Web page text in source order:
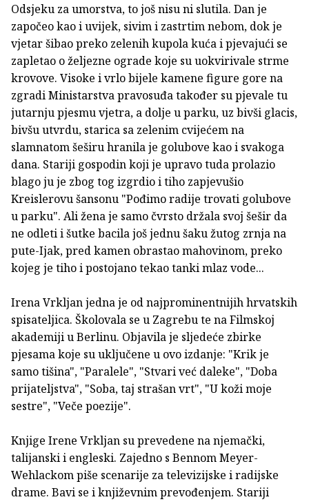
Odsjeku za umorstva, to još nisu ni slutila. Dan je
započeo kao i uvijek, sivim i zastrtim nebom, dok je
vjetar šibao preko zelenih kupola kuća i pjevajući se
zapletao o željezne ograde koje su uokvirivale strme
krovove. Visoke i vrlo bijele kamene figure gore na
zgradi Ministarstva pravosuđa također su pjevale tu
jutarnju pjesmu vjetra, a dolje u parku, uz bivši glacis,
bivšu utvrdu, starica sa zelenim cvijećem na
slamnatom šeširu hranila je golubove kao i svakoga
dana. Stariji gospodin koji je upravo tuda prolazio
blago ju je zbog tog izgrdio i tiho zapjevušio
Kreislerovu šansonu "Pođimo radije trovati golubove
u parku". Ali žena je samo čvrsto držala svoj šešir da
ne odleti i šutke bacila još jednu šaku žutog zrnja na
pute-Ijak, pred kamen obrastao mahovinom, preko
kojeg je tiho i postojano tekao tanki mlaz vode...
Irena Vrkljan jedna je od najprominentnijih hrvatskih
spisateljica. Školovala se u Zagrebu te na Filmskoj
akademiji u Berlinu. Objavila je sljedeće zbirke
pjesama koje su uključene u ovo izdanje: "Krik je
samo tišina", "Paralele", "Stvari već daleke", "Doba
prijateljstva", "Soba, taj strašan vrt", "U koži moje
sestre", "Veče poezije".
Knjige Irene Vrkljan su prevedene na njemački,
talijanski i engleski. Zajedno s Bennom Meyer-
Wehlackom piše scenarije za televizijske i radijske
drame. Bavi se i književnim prevođenjem. Stariji